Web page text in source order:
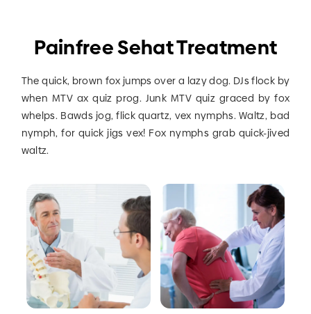
Painfree Sehat Treatment
The quick, brown fox jumps over a lazy dog. DJs flock by
when MTV ax quiz prog. Junk MTV quiz graced by fox
whelps. Bawds jog, flick quartz, vex nymphs. Waltz, bad
nymph, for quick jigs vex! Fox nymphs grab quick-jived
waltz.